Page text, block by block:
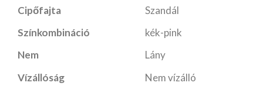
Cipőfajta
Szandál
Színkombináció
kék-pink
Nem
Lány
Vízállóság
Nem vízálló